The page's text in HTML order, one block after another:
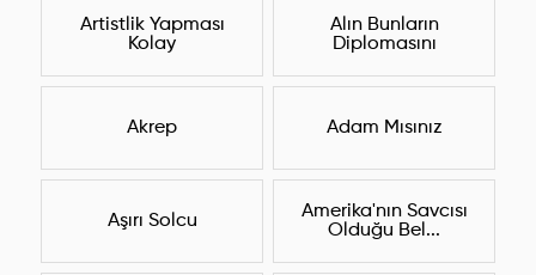
Artistlik Yapması
Kolay
Alın Bunların
Diplomasını
Akrep Adam Mısınız
Aşırı Solcu
Amerika'nın Savcısı
Olduğu Bel...